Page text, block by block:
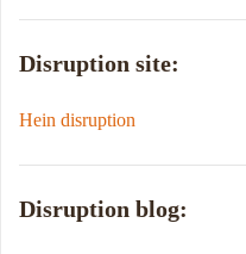
Disruption site:
Hein disruption
Disruption blog: